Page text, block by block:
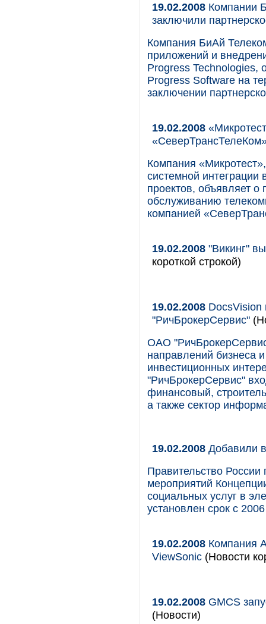
19.02.2008 Компании
заключили
Компания БиАй
приложений и
Progress Technologies,
Progress Software на
заключении
19.02.2008
Компания
системной
проектов, объявляет о
обслуживанию
компанией
19.02.2008 "Викинг"
короткой строкой)
19.02.2008
"РичБрокерСервис"
ОАО
направлений бизнеса
инвестиционных
"РичБрокерСервис"
финансовый,
а также сектор
19.02.2008 Добавили
Правительство
мероприятий
социальных услуг в
установлен срок с
19.02.2008 Компания
ViewSonic (Новости
19.02.2008 GMCS
(Новости)